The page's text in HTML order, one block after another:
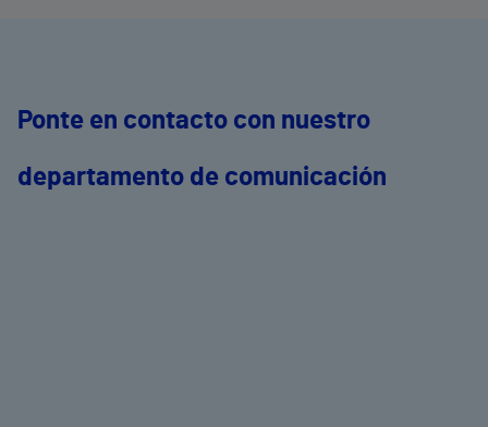
Ponte en contacto con nuestro
departamento de comunicación